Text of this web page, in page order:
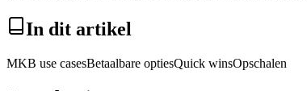
In dit artikel
MKB use casesBetaalbare optiesQuick winsOpschalen